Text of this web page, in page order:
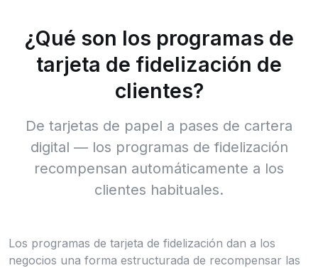
¿Qué son los programas de
tarjeta de fidelización de
clientes?
De tarjetas de papel a pases de cartera
digital — los programas de fidelización
recompensan automáticamente a los
clientes habituales.
Los programas de tarjeta de fidelización dan a los
negocios una forma estructurada de recompensar las